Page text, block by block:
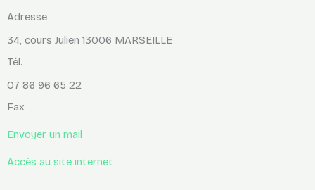
Adresse
34, cours Julien 13006 MARSEILLE
Tél.
07 86 96 65 22
Fax
Envoyer un mail
Accès au site internet